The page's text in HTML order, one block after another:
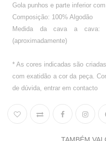
Gola punhos e parte inferior
Composição: 100% Algodão
Medida da cava a
(aproximadamente)
* As cores indicadas são
com exatidão a cor da peça.
de dúvida, entrar em contacto